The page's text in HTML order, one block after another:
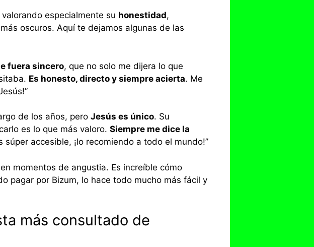
valorando especialmente su honestidad,
oscuros. Aquí te dejamos algunas de las
fuera sincero, que no solo me dijera lo que
Es honesto, directo y siempre acierta. Me
de los años, peroJesús es único. Su
es lo que más valoro. Siempre me dice la
accesible, ¡lo recomiendo a todo el mundo!”
en momentos de angustia. Es increíble cómo
pagar por Bizum, lo hace todo mucho más fácil y
más consultado de